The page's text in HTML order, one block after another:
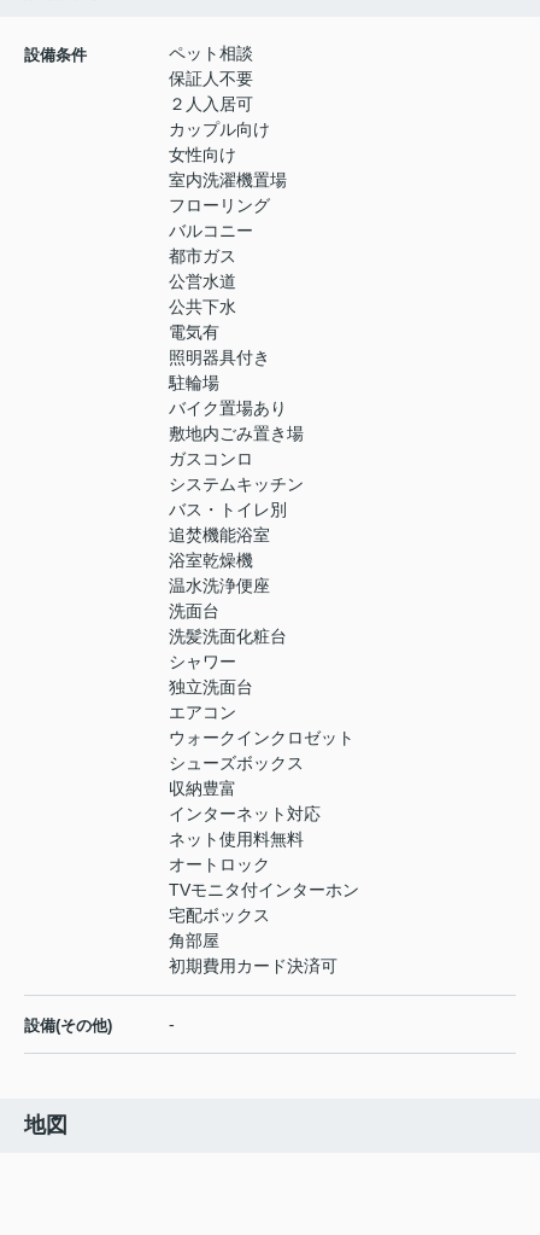
設備条件
ペット相談
保証人不要
２人入居可
カップル向け
女性向け
室内洗濯機置場
フローリング
バルコニー
都市ガス
公営水道
公共下水
電気有
照明器具付き
駐輪場
バイク置場あり
敷地内ごみ置き場
ガスコンロ
システムキッチン
バス・トイレ別
追焚機能浴室
浴室乾燥機
温水洗浄便座
洗面台
洗髪洗面化粧台
シャワー
独立洗面台
エアコン
ウォークインクロゼット
シューズボックス
収納豊富
インターネット対応
ネット使用料無料
オートロック
TVモニタ付インターホン
宅配ボックス
角部屋
初期費用カード決済可
設備(その他) -
地図